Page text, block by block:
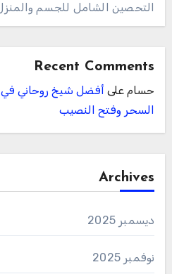
التحصين الشامل للجسم
Recent Comments
حسامعلى أفضل شيخ روحاني
السحر وفتح النصيب
Archives
ديسمبر 2025
نوفمبر 2025